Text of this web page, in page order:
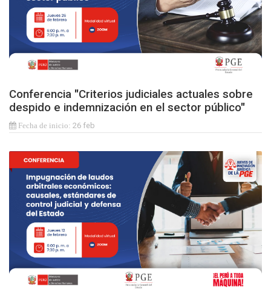
Conferencia "Criterios judiciales actuales sobre
despido e indemnización en el sector público"
26 feb